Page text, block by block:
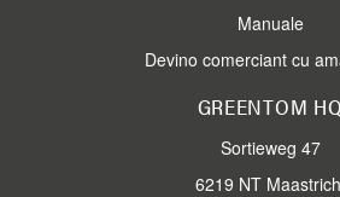
Manuale
Devino comerciant cu
GREENTOM HQ
Sortieweg 47
6219 NT